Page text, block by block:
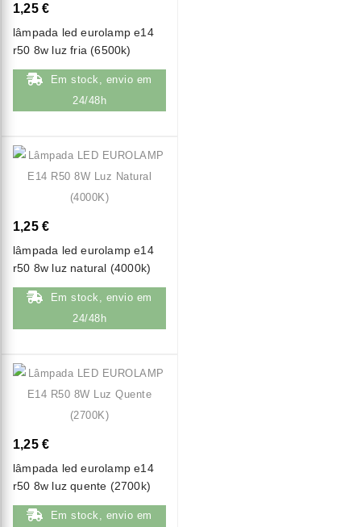
1,25 €
lâmpada led eurolamp e14
r50 8w luz fria (6500k)
Em stock, envio em
24/48h
1,25 €
lâmpada led eurolamp e14
r50 8w luz natural (4000k)
Em stock, envio em
24/48h
1,25 €
lâmpada led eurolamp e14
r50 8w luz quente (2700k)
Em stock, envio em